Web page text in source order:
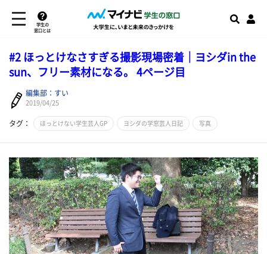
学生の
窓口とは
#2 ほっとけなさすぎる撮影現場密着｜ヨシダin the
sun、フリー素材になる。 4ページ目
編集部：すい
2019/04/25
タグ： ほっとけない学生芸人GP ヨシダの学窓芸人日記 写真